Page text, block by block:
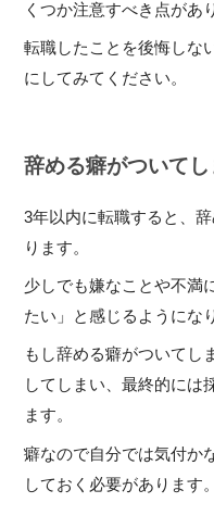
くつか注意すべき点があ
転職したことを後悔しな
にしてみてください。
辞める癖がついて
3年以内に転職すると、
ります。
少しでも嫌なことや不満
たい」と感じるようにな
もし辞める癖がついてし
してしまい、最終的には
ます。
癖なので自分では気付か
しておく必要があります。